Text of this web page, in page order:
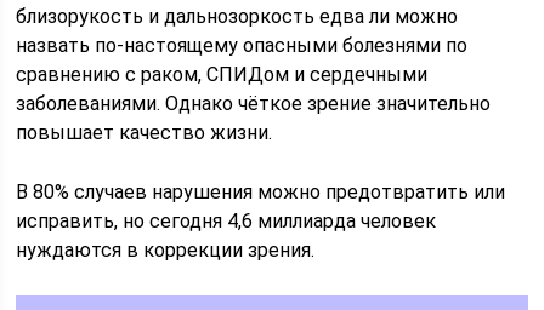
близорукость и дальнозоркость едва ли можно
назвать по-настоящему опасными болезнями по
сравнению с раком, СПИДом и сердечными
заболеваниями. Однако чёткое зрение значительно
повышает качество жизни.
В 80% случаев нарушения можно предотвратить или
исправить, но сегодня 4,6 миллиарда человек
нуждаются в коррекции зрения.